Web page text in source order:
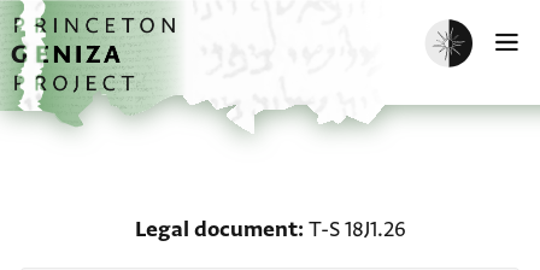
Skip to main content
home
Enable dark
Legal document T-S 18J1.26